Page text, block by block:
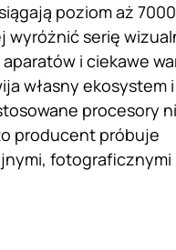
poziom aż
wyróżnić serię
i ciekawe
własny ekosystem
procesory
producent próbuje
fotograficznymi